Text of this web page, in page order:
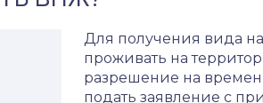
Для получения вида
проживать на
разрешение на
подать заявление с